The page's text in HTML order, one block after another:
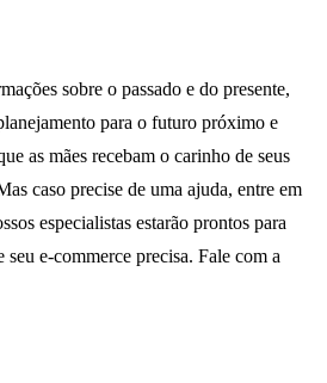
sobre o passado e do presente,
para o futuro próximo e
as mães recebam o carinho de seus
caso precise de uma ajuda, entre em
especialistas estarão prontos para
seu e-commerce precisa. Fale com a